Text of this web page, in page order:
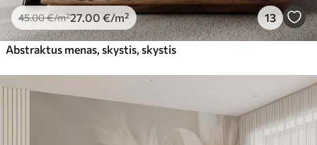
45.00€/m²27.00 €/m² 13
Abstraktus menas, skystis, skystis